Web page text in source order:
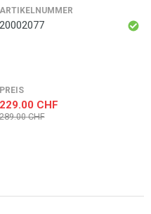
ARTIKELNUMMER
20002077
PREIS
229.00 CHF
289.00 CHF